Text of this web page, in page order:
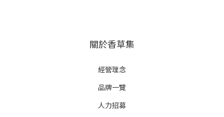
關於香草集
經營理念
品牌一覽
人力招募